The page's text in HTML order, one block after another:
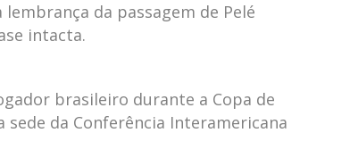
da passagem de Pelé
intacta.
brasileiro durante a Copa de
sede da Conferência Interamericana